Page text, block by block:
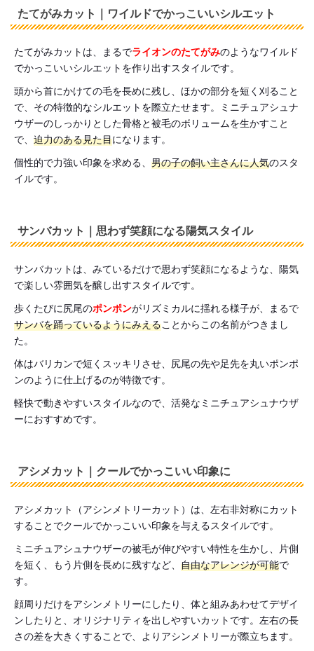
たてがみカット｜ワイルドでかっこいいシルエット
たてがみカットは、まるでライオンのたてがみのようなワイルド
でかっこいいシルエットを作り出すスタイルです。
頭から首にかけての毛を長めに残し、ほかの部分を短く刈ること
で、その特徴的なシルエットを際立たせます。ミニチュアシュナ
ウザーのしっかりとした骨格と被毛のボリュームを生かすこと
で、 迫力のある見た目になります。
個性的で力強い印象を求める、 男の子の飼い主さんに人気のスタ
イルです。
サンバカット｜思わず笑顔になる陽気スタイル
サンバカットは、みているだけで思わず笑顔になるような、陽気
で楽しい雰囲気を醸し出すスタイルです。
歩くたびに尻尾のポンポンがリズミカルに揺れる様子が、まるで
サンバを踊っているようにみえることからこの名前がつきまし
た。
体はバリカンで短くスッキリさせ、尻尾の先や足先を丸いポンポ
ンのように仕上げるのが特徴です。
軽快で動きやすいスタイルなので、活発なミニチュアシュナウザ
ーにおすすめです。
アシメカット｜クールでかっこいい印象に
アシメカット（アシンメトリーカット）は、左右非対称にカット
することでクールでかっこいい印象を与えるスタイルです。
ミニチュアシュナウザーの被毛が伸びやすい特性を生かし、片側
を短く、もう片側を長めに残すなど、 自由なアレンジが可能で
す。
顔周りだけをアシンメトリーにしたり、体と組みあわせてデザイ
ンしたりと、オリジナリティを出しやすいカットです。左右の長
さの差を大きくすることで、よりアシンメトリーが際立ちます。